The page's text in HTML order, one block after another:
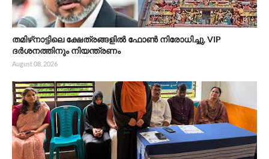
തമിഴ്‌നാട്ടിലെ ക്ഷേത്രങ്ങളിൽ ഫോൺ നിരോധിച്ചു, VIP
ദർശനത്തിനും നിയന്ത്രണം
August 08, 2026